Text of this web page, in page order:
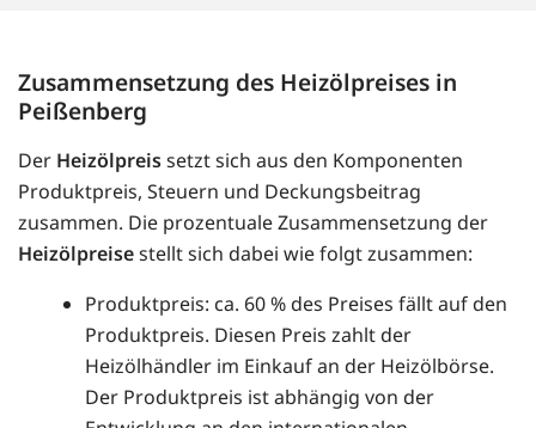
Zusammensetzung des Heizölpreises in
Peißenberg
Der Heizölpreissetzt sich aus den Komponenten
Produktpreis, Steuern und Deckungsbeitrag
zusammen. Die prozentuale Zusammensetzung der
Heizölpreisestellt sich dabei wie folgt zusammen:
Produktpreis: ca. 60 % des Preises fällt auf den
Produktpreis. Diesen Preis zahlt der
Heizölhändler im Einkauf an der Heizölbörse.
Der Produktpreis ist abhängig von der